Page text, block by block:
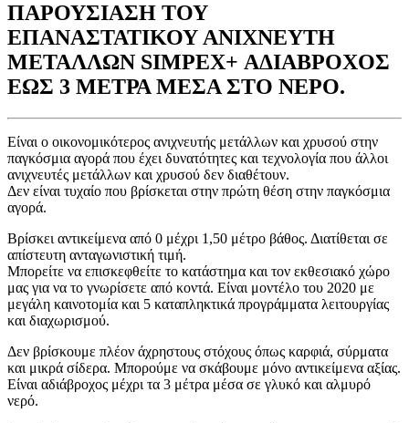
ΠΑΡΟΥΣΙΑΣΗ ΤΟΥ
ΕΠΑΝΑΣΤΑΤΙΚΟΥ ΑΝΙΧΝΕΥΤΗ
ΜΕΤΑΛΛΩΝ SIMPEX+ ΑΔΙΑΒΡΟΧΟΣ
ΕΩΣ 3 ΜΕΤΡΑ ΜΕΣΑ ΣΤΟ ΝΕΡΟ.
Είναι ο οικονομικότερος ανιχνευτής μετάλλων και χρυσού στην
παγκόσμια αγορά που έχει δυνατότητες και τεχνολογία που άλλοι
ανιχνευτές μετάλλων και χρυσού δεν διαθέτουν.
Δεν είναι τυχαίο που βρίσκεται στην πρώτη θέση στην παγκόσμια
αγορά.
Βρίσκει αντικείμενα από 0 μέχρι 1,50 μέτρο βάθος. Διατίθεται σε
απίστευτη ανταγωνιστική τιμή.
Μπορείτε να επισκεφθείτε το κατάστημα και τον εκθεσιακό χώρο
μας για να το γνωρίσετε από κοντά. Είναι μοντέλο του 2020 με
μεγάλη καινοτομία και 5 καταπληκτικά προγράμματα λειτουργίας
και διαχωρισμού.
Δεν βρίσκουμε πλέον άχρηστους στόχους όπως καρφιά, σύρματα
και μικρά σίδερα. Μπορούμε να σκάβουμε μόνο αντικείμενα αξίας.
Είναι αδιάβροχος μέχρι τα 3 μέτρα μέσα σε γλυκό και αλμυρό
νερό.